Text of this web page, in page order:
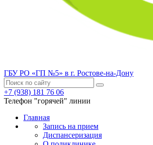
ГБУ РО «ГП №5» в г. Ростове-на-Дону
+7 (938) 181 76 06
Телефон "горячей" линии
Главная
Запись на прием
Диспансеризация